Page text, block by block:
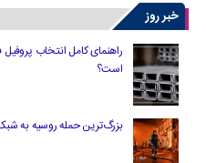
خبر روز
راهنمای کامل انتخاب
است؟
بزرگ‌ترین حمله روسیه به